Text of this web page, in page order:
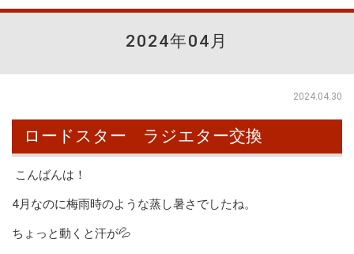
2024年04月
2024.04.30
ロードスター ラジエター交換
こんばんは！
4月なのに梅雨時のような蒸し暑さでしたね。
ちょっと動くと汗が💦